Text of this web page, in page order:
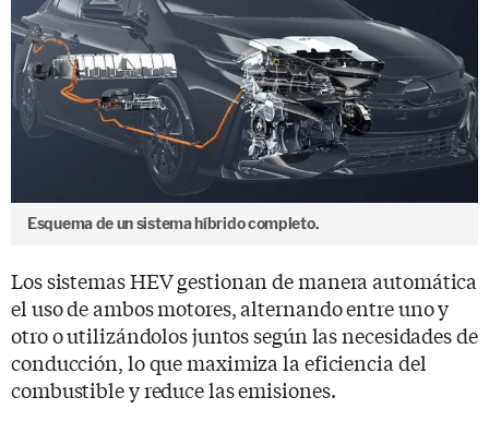
Esquema de un sistema híbrido completo.
Los sistemas HEV gestionan de manera automática
el uso de ambos motores, alternando entre uno y
otro o utilizándolos juntos según las necesidades de
conducción, lo que maximiza la eficiencia del
combustible y reduce las emisiones.